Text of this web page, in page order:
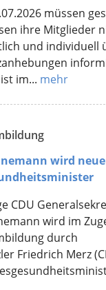
müssen
ihre Mitglieder
und individuell
im... mehr
wird
CDU
wird im
durch
Friedrich Merz